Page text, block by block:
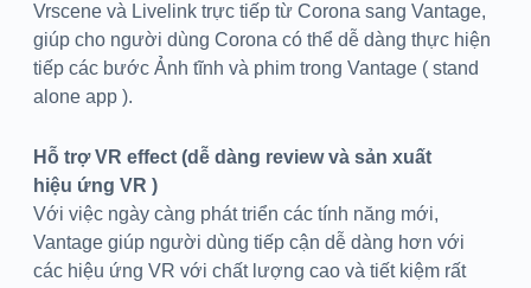
Vrscene và Livelink trực tiếp từ Corona sang Vantage,
giúp cho người dùng Corona có thể dễ dàng thực hiện
tiếp các bước Ảnh tĩnh và phim trong Vantage ( stand
alone app ).
Hỗ trợ VR effect (dễ dàng review và sản xuất
hiệu ứng VR )
Với việc ngày càng phát triển các tính năng mới,
Vantage giúp người dùng tiếp cận dễ dàng hơn với
các hiệu ứng VR với chất lượng cao và tiết kiệm rất